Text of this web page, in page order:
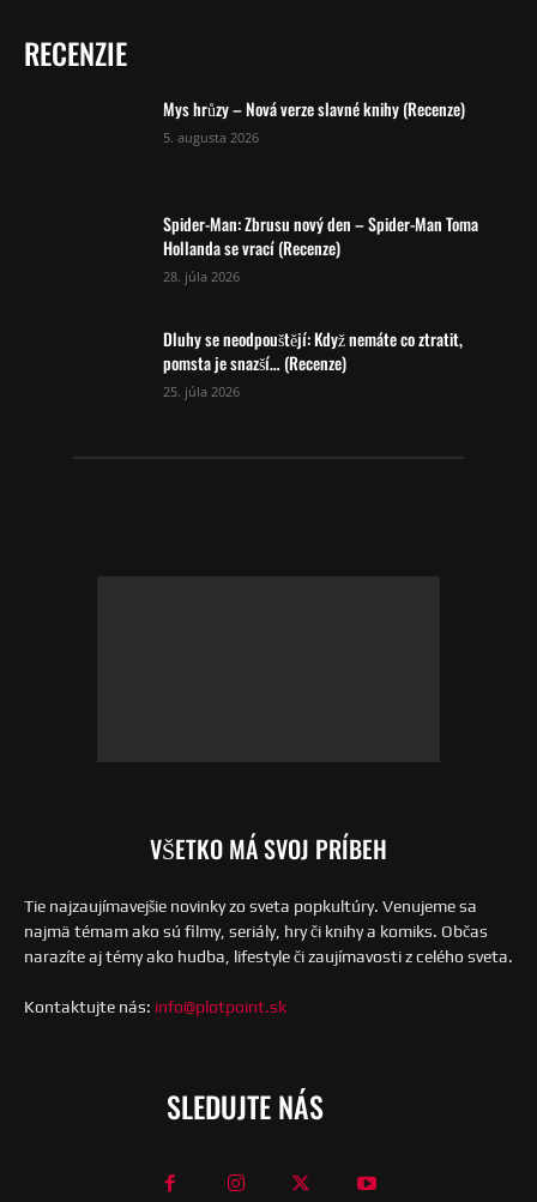
RECENZIE
Mys hrůzy – Nová verze slavné knihy (Recenze)
5. augusta 2026
Spider-Man: Zbrusu nový den – Spider-Man Toma
Hollanda se vrací (Recenze)
28. júla 2026
Dluhy se neodpouštějí: Když nemáte co ztratit,
pomsta je snazší… (Recenze)
25. júla 2026
VŠETKO MÁ SVOJ PRÍBEH
Tie najzaujímavejšie novinky zo sveta popkultúry. Venujeme sa
najmä témam ako sú filmy, seriály, hry či knihy a komiks. Občas
narazíte aj témy ako hudba, lifestyle či zaujímavosti z celého sveta.
Kontaktujte nás: info@plotpoint.sk
SLEDUJTE NÁS